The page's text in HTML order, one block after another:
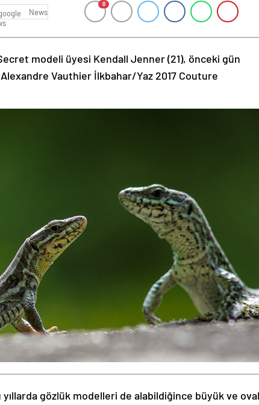
News
0
modeli üyesi Kendall Jenner (21), önceki gün
Alexandre Vauthier İlkbahar/Yaz 2017 Couture
gözlük modelleri de alabildiğince büyük ve oval